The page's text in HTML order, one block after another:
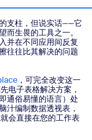
支柱，但说实话——它
而生畏的工具之一。
并在不同应用间反复
往往比其解决的问题
，可完全改变这一
电子表格解决方案，
通俗易懂的语言）处
汁编制数据透视表，
会直接在您的工作表